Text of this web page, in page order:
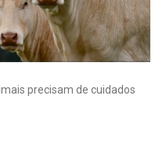
precisam de cuidados